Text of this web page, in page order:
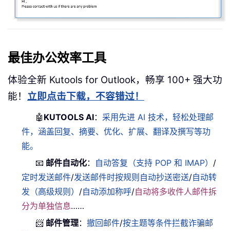
最佳办公效率工具
体验全新 Kutools for Outlook，畅享 100+ 强大功
能！ 立即点击下载，不容错过！
🤖 KUTOOLS AI： 采用先进 AI 技术，轻松处理邮
件，涵盖回复、摘要、优化、扩展、翻译及撰写等功
能。
📧 邮件自动化： 自动答复（支持 POP 和 IMAP） /
定时发送邮件/发送邮件时按规则自动抄送密送/自动转
发（高级规则） /自动添加称呼/自动将多收件人邮件拆
分为单独信息……
📨 邮件管理：撤回邮件/按主题等条件拦截诈骗邮